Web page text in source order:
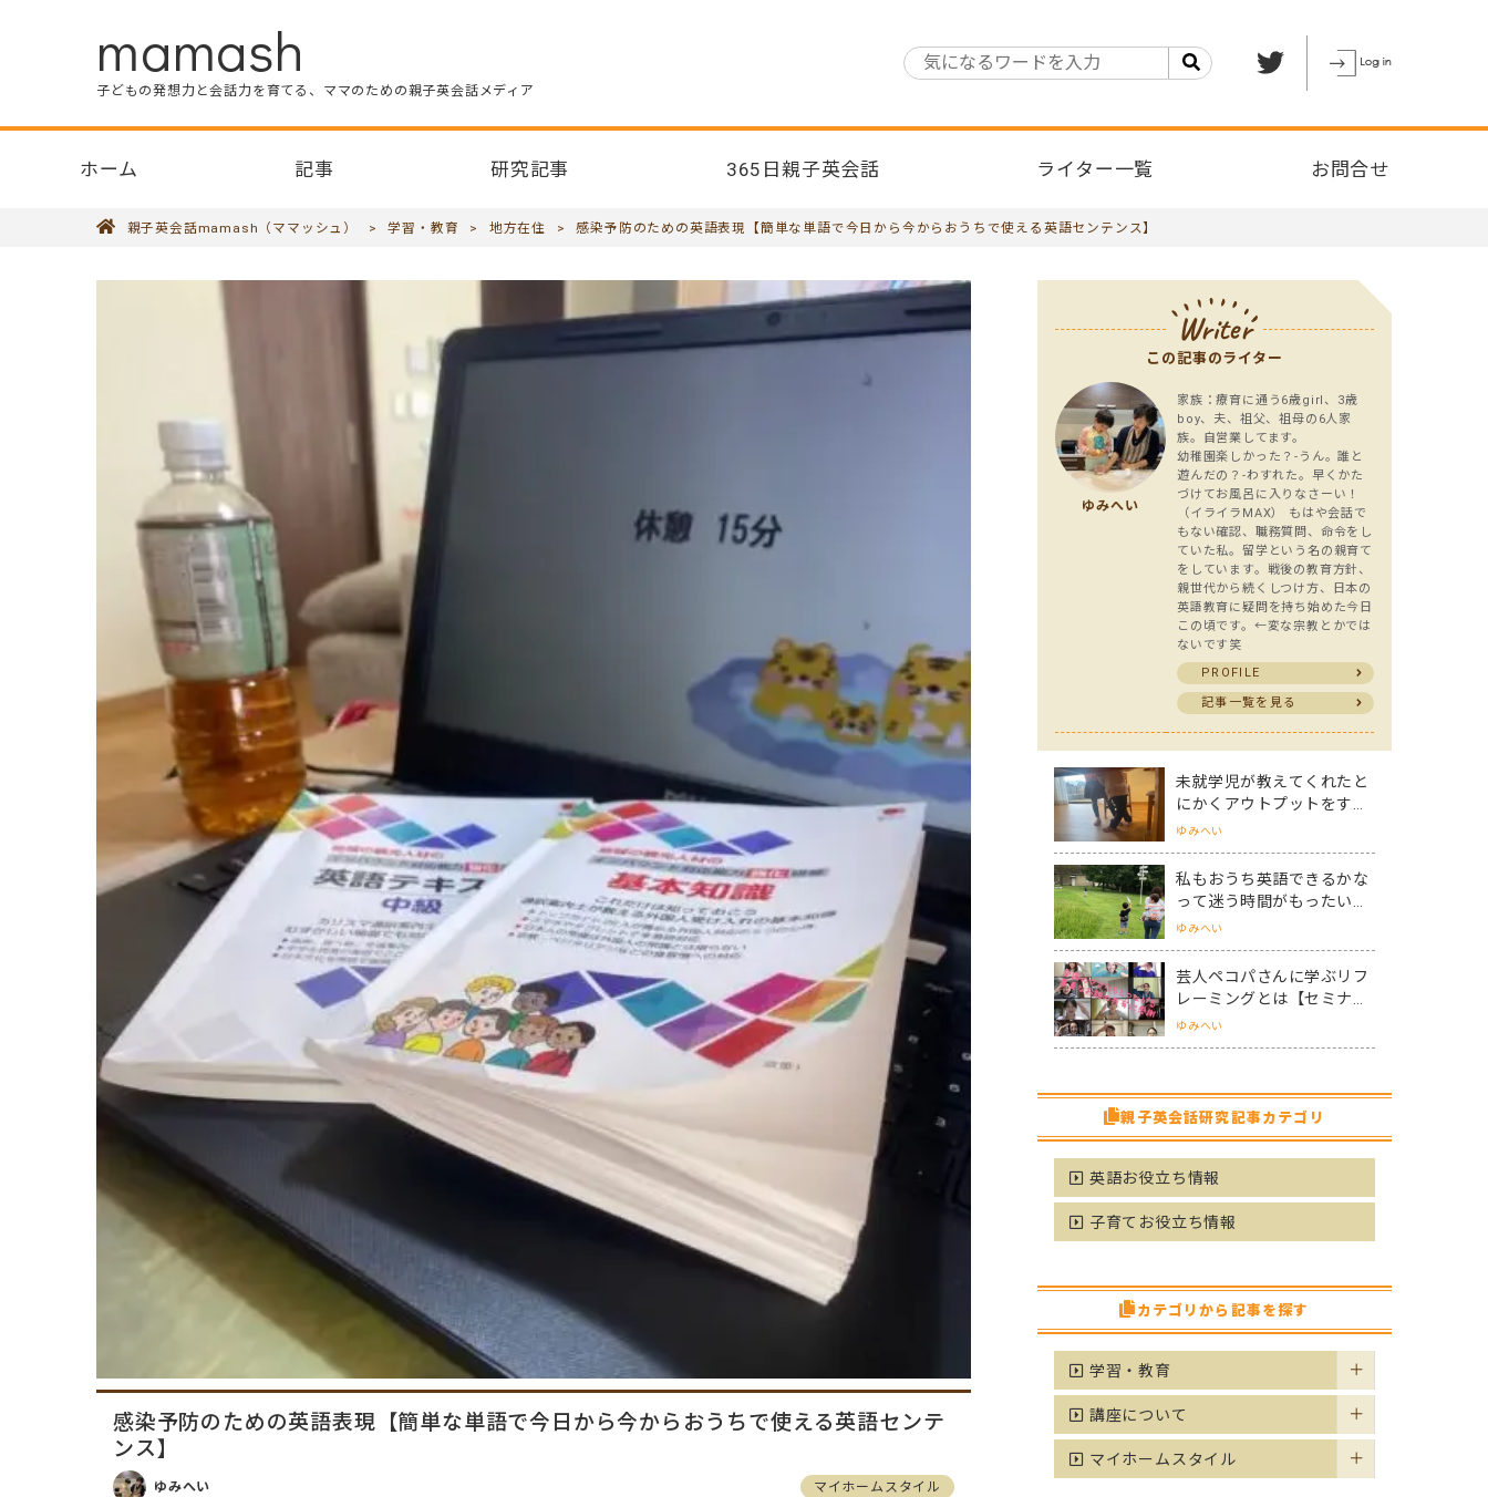
mamash
子どもの発想力と会話力を育てる、ママのための親子英会話メディア
ホーム 記事 研究記事 365日親子英会話 ライター一覧 お問合せ
親子英会話mamash（ママッシュ） > 学習・教育 > 地方在住 > 感染予防のための英語表現【簡単な単語で今日から今からおうちで使える英語センテンス】
感染予防のための英語表現【簡単な単語で今日から今からおうちで使える英語センテ
ンス】
ゆみへい マイホームスタイル
Writer
この記事のライター
ゆみへい
家族：療育に通う6歳girl、3歳
boy、夫、祖父、祖母の6人家
族。自営業してます。
幼稚園楽しかった？-うん。誰と
遊んだの？-わすれた。早くかた
づけてお風呂に入りなさーい！
（イライラMAX） もはや会話で
もない確認、職務質問、命令をし
ていた私。留学という名の親育て
をしています。戦後の教育方針、
親世代から続くしつけ方、日本の
英語教育に疑問を持ち始めた今日
この頃です。←変な宗教とかでは
ないです笑
PROFILE
記事一覧を見る
未就学児が教えてくれたと
にかくアウトプットをする
こと【動物のことを色を使
思い出すママ】
ゆみへい
私もおうち英語できるかな
って迷う時間がもったいな
い【セミナー即決ママに響
っちも解決する ” ってフレ
ーズ】
ゆみへい
芸人ペコパさんに学ぶリフ
レーミングとは【セミナー
は知識の宝庫！理解と共感
ゆみへい
親子英会話研究記事カテゴリ
英語お役立ち情報
子育てお役立ち情報
カテゴリから記事を探す
学習・教育
講座について
マイホームスタイル